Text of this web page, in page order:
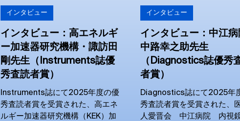
インタビュー：高エネルギ
ー加速器研究機構・諏訪田
剛先生（Instruments誌優
秀査読者賞）
Instruments誌にて2025年度の優
秀査読者賞を受賞された、高エネ
ルギー加速器研究機構（KEK）加
インタビュー
インタビュー：中江
中路幸之助先生
（Diagnostics誌優秀
者賞）
Diagnostics誌にて2025年
秀査読者賞を受賞された、
人愛晋会 中江病院 内視
インタビュー